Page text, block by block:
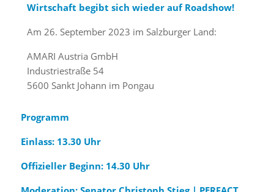
Wirtschaft begibt sich wieder auf Roadshow!
Am 26. September 2023 im Salzburger Land:
AMARI Austria GmbH
Industriestraße 54
5600 Sankt Johann im Pongau
Programm
Einlass: 13.30 Uhr
Offizieller Beginn: 14.30 Uhr